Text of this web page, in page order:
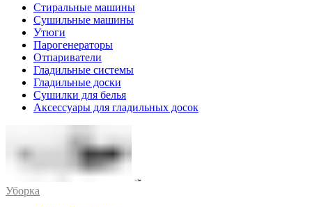
Стиральные машины
Сушильные машины
Утюги
Парогенераторы
Отпариватели
Гладильные системы
Гладильные доски
Сушилки для белья
Аксессуары для гладильных досок
Уборка